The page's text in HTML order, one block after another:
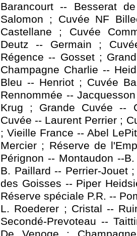
Barancourt -- Besserat
Salomon ; Cuvée NF
Castellane ; Cuvée
Deutz -- Germain ;
Régence -- Gosset ;
Champagne Charlie --
Bleu -- Henriot ; Cuvée
Rennommée --
Krug ; Grande Cuvée --
Cuvée -- Laurent Perrier ;
; Vieille France -- Abel
Mercier ; Réserve de
Pérignon -- Montaudon --
B. Paillard -- Perrier-Jouet
des Goisses -- Piper
Réserve spéciale P.R. --
L. Roederer ; Cristal --
Secondé-Prevoteau --